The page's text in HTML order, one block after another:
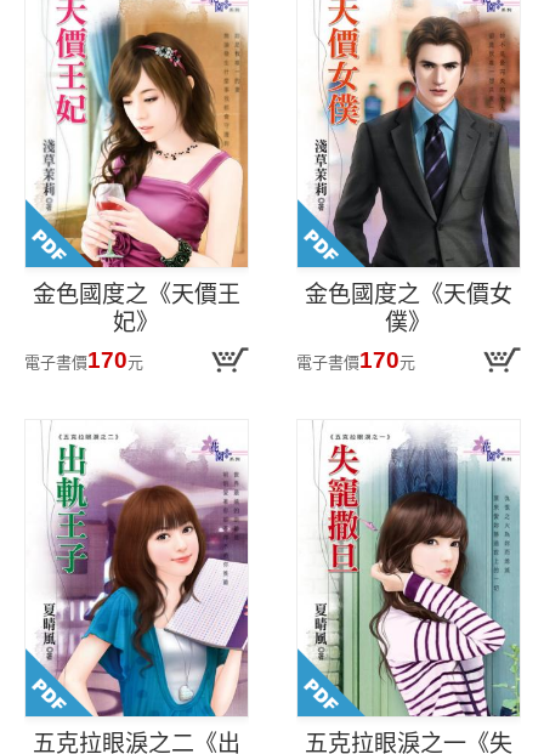
金色國度之《天價王
妃》
電子書價170元
金色國度之《天價女
僕》
電子書價170元
五克拉眼淚之二《出 五克拉眼淚之一《失